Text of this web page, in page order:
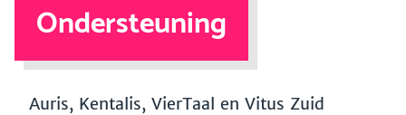
Ondersteuning
Auris, Kentalis, VierTaal en Vitus Zuid